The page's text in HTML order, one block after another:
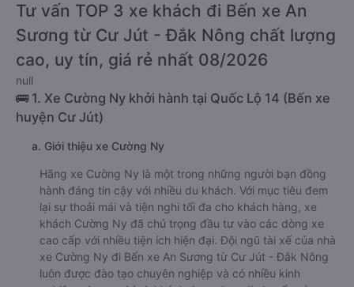
Tư vấn TOP 3 xe khách đi Bến xe An
Sương từ Cư Jút - Đắk Nông chất lượng
cao, uy tín, giá rẻ nhất 08/2026
null
🚌 1. Xe Cường Ny khởi hành tại Quốc Lộ 14 (Bến xe
huyện Cư Jút)
a. Giới thiệu xe Cường Ny
Hãng xe Cường Ny là một trong những người bạn đồng
hành đáng tin cậy với nhiều du khách. Với mục tiêu đem
lại sự thoải mái và tiện nghi tối đa cho khách hàng, xe
khách Cường Ny đã chú trọng đầu tư vào các dòng xe
cao cấp với nhiều tiện ích hiện đại. Đội ngũ tài xế của nhà
xe Cường Ny đi Bến xe An Sương từ Cư Jút - Đắk Nông
luôn được đào tạo chuyên nghiệp và có nhiều kinh